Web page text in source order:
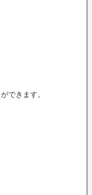
ができます。